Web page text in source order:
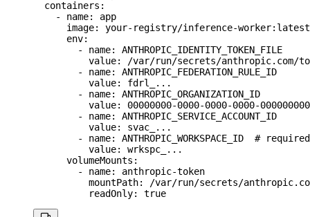
  containers
:
    -
name: app
      image
: your-registry/inference-worker:latest
      env
:
        -
name: ANTHROPIC_IDENTITY_TOKEN_FILE
          value
:
/var/run/secrets/anthropic.com/
        -
name: ANTHROPIC_FEDERATION_RULE_ID
          value
: fdrl_...
        -
name: ANTHROPIC_ORGANIZATION_ID
          value
: 00000000-0000-0000-0000-
        -
name: ANTHROPIC_SERVICE_ACCOUNT_ID
          value
: svac_...
        -
name: ANTHROPIC_WORKSPACE_ID
#
          value
: wrkspc_...
      volumeMounts
:
        -
name: anthropic-token
          mountPath
:
/var/run/secrets/
          readOnly
: true